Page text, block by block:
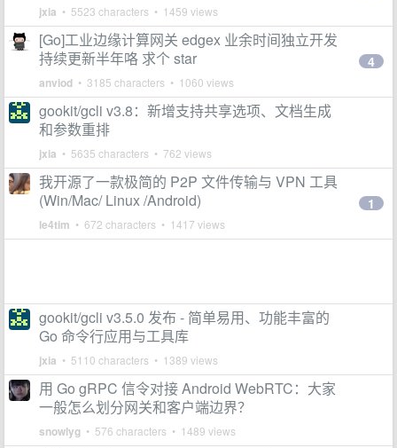
jxia • 5523 characters • 1459 views
[Go]工业边缘计算网关 edgex 业余时间独立开发
持续更新半年咯 求个 star
anviod • 3185 characters • 1060 views
4
gookit/gcli v3.8：新增支持共享选项、文档生成
和参数重排
jxia • 5635 characters • 762 views
我开源了一款极简的 P2P 文件传输与 VPN 工具
(Win/Mac/ Linux /Android)
le4tim • 672 characters • 1417 views
1
gookit/gcli v3.5.0 发布 - 简单易用、功能丰富的
Go 命令行应用与工具库
jxia • 5110 characters • 1389 views
用 Go gRPC 信令对接 Android WebRTC：大家
一般怎么划分网关和客户端边界？
snowlyg • 576 characters • 1489 views